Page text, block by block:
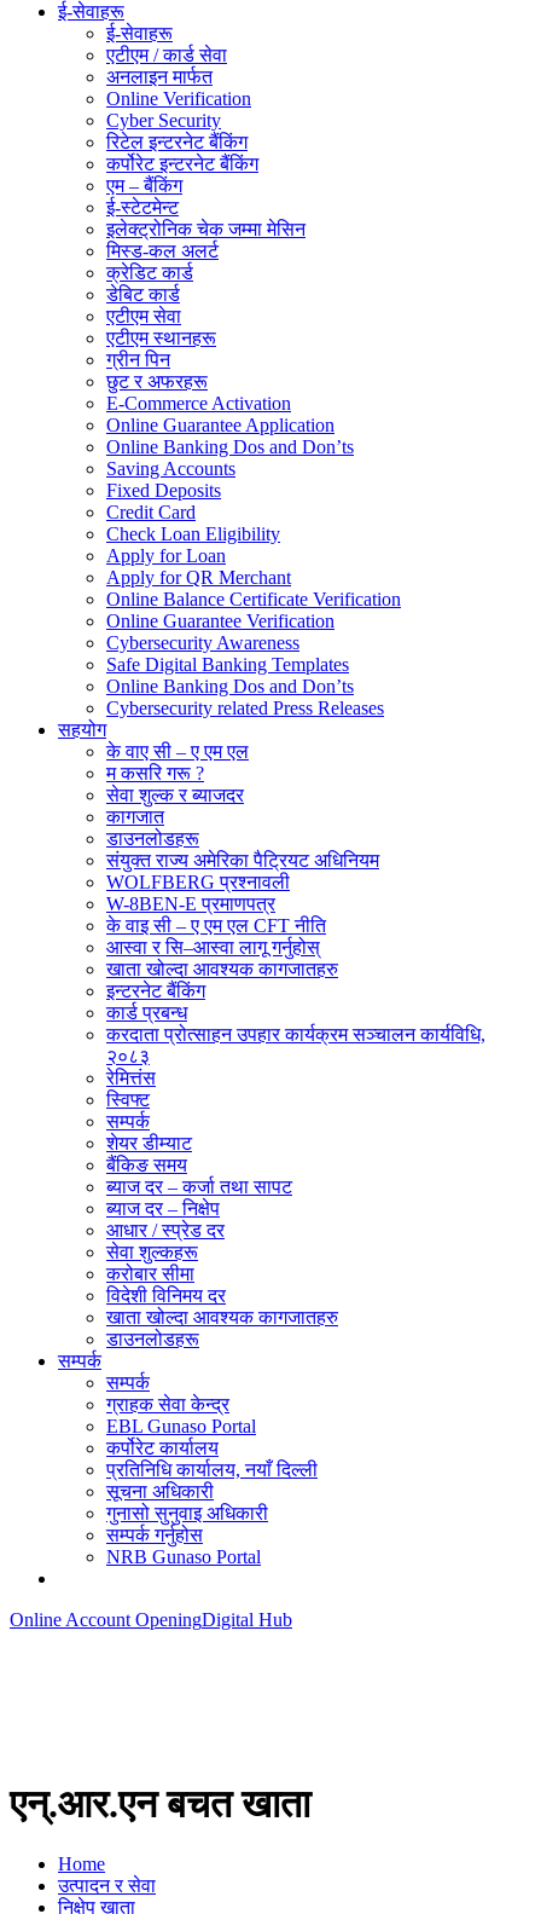
ई-सेवाहरू
ई-सेवाहरू
एटीएम / कार्ड सेवा
अनलाइन मार्फत
Online Verification
Cyber Security
रिटेल इन्टरनेट बैंकिंग
कर्पोरेट इन्टरनेट बैंकिंग
एम – बैंकिंग
ई-स्टेटमेन्ट
इलेक्ट्रोनिक चेक जम्मा मेसिन
मिस्ड-कल अलर्ट
क्रेडिट कार्ड
डेबिट कार्ड
एटीएम सेवा
एटीएम स्थानहरू
ग्रीन पिन
छुट र अफरहरू
E-Commerce Activation
Online Guarantee Application
Online Banking Dos and Don’ts
Saving Accounts
Fixed Deposits
Credit Card
Check Loan Eligibility
Apply for Loan
Apply for QR Merchant
Online Balance Certificate Verification
Online Guarantee Verification
Cybersecurity Awareness
Safe Digital Banking Templates
Online Banking Dos and Don’ts
Cybersecurity related Press Releases
सहयोग
के वाए सी – ए एम एल
म कसरि गरू ?
सेवा शुल्क र ब्याजदर
कागजात
डाउनलोडहरू
संयुक्त राज्य अमेरिका पैट्रियट अधिनियम
WOLFBERG प्रश्नावली
W-8BEN-E प्रमाणपत्र
के वाइ सी – ए एम एल CFT नीति
आस्वा र सि–आस्वा लागू गर्नुहोस्
खाता खोल्दा आवश्यक कागजातहरु
इन्टरनेट बैंकिंग
कार्ड प्रबन्ध
करदाता प्रोत्साहन उपहार कार्यक्रम सञ्चालन कार्यविधि,
२०८३
रेमित्तंस
स्विफ्ट
सम्पर्क
शेयर डीम्याट
बैंकिङ समय
ब्याज दर – कर्जा तथा सापट
ब्याज दर – निक्षेप
आधार / स्प्रेड दर
सेवा शुल्कहरू
करोबार सीमा
विदेशी विनिमय दर
खाता खोल्दा आवश्यक कागजातहरु
डाउनलोडहरू
सम्पर्क
सम्पर्क
ग्राहक सेवा केन्द्र
EBL Gunaso Portal
कर्पोरेट कार्यालय
प्रतिनिधि कार्यालय, नयाँ दिल्ली
सूचना अधिकारी
गुनासो सुनुवाइ अधिकारी
सम्पर्क गर्नुहोस
NRB Gunaso Portal
Online Account OpeningDigital Hub
एन्.आर.एन बचत खाता
Home
उत्पादन र सेवा
निक्षेप खाता